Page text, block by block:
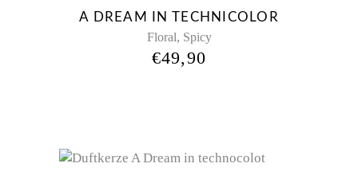
A DREAM IN TECHNICOLOR
Floral, Spicy
€49,90